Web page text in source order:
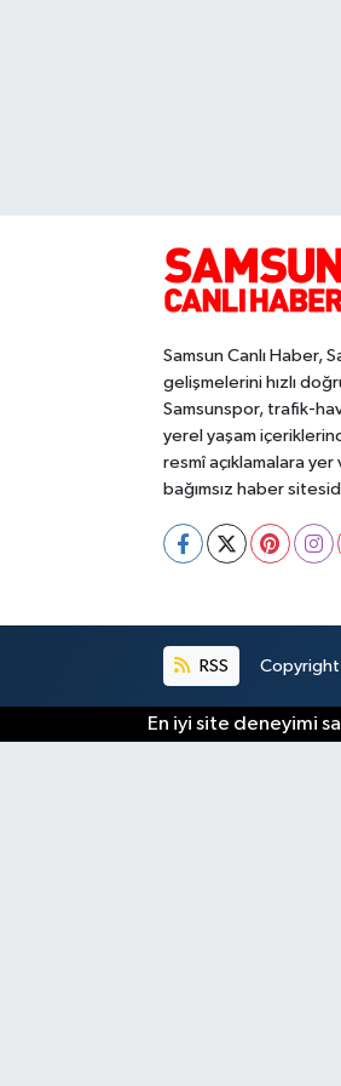
Samsun Canlı Haber,
gelişmelerini hızlı
Samsunspor, trafik-
yerel yaşam
resmî açıklamalara yer
bağımsız haber
RSS Copyright
En iyi site deneyimi